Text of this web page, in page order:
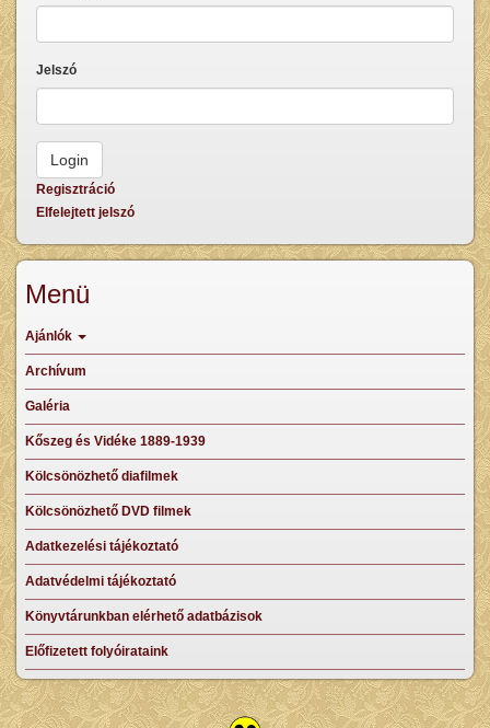
Jelszó
Regisztráció
Elfelejtett jelszó
Menü
Ajánlók
Archívum
Galéria
Kőszeg és Vidéke 1889-1939
Kölcsönözhető diafilmek
Kölcsönözhető DVD filmek
Adatkezelési tájékoztató
Adatvédelmi tájékoztató
Könyvtárunkban elérhető adatbázisok
Előfizetett folyóirataink